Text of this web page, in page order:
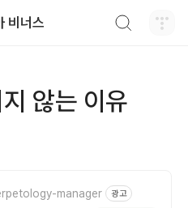
비너스
않는 이유
manager 광고